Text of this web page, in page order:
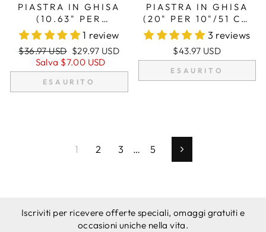
PIASTRA IN GHISA
(10.63" PER
10.63"/27 CM X 27
CM), REVERSIBILE,
PADELLA
COMBINATA PER
GRIGLIA E PIASTRA
1 review
Prezzo
regolare
$36.97 USD Prezzo
di
vendita
$29.97 USD
Salva $7.00 USD
ESAURITO
PIASTRA IN GHISA
(20" PER 10"/51 CM
X 26 CM),
REVERSIBILE,
COMBINAZIONE
GRIGLIA E PIASTRA,
ADATTA PER DUE
3 reviews
$43.97 USD
ESAURITO
1 2 3 … 5 Avanti
Iscriviti per ricevere offerte speciali, omaggi gratuiti e
occasioni uniche nella vita.